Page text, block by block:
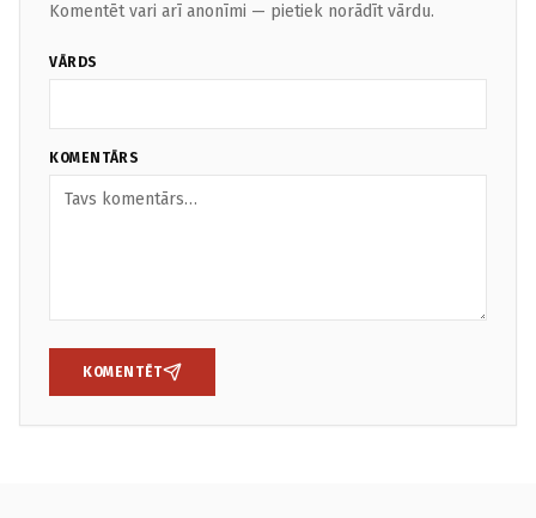
Komentēt vari arī anonīmi — pietiek norādīt vārdu.
VĀRDS
KOMENTĀRS
KOMENTĒT